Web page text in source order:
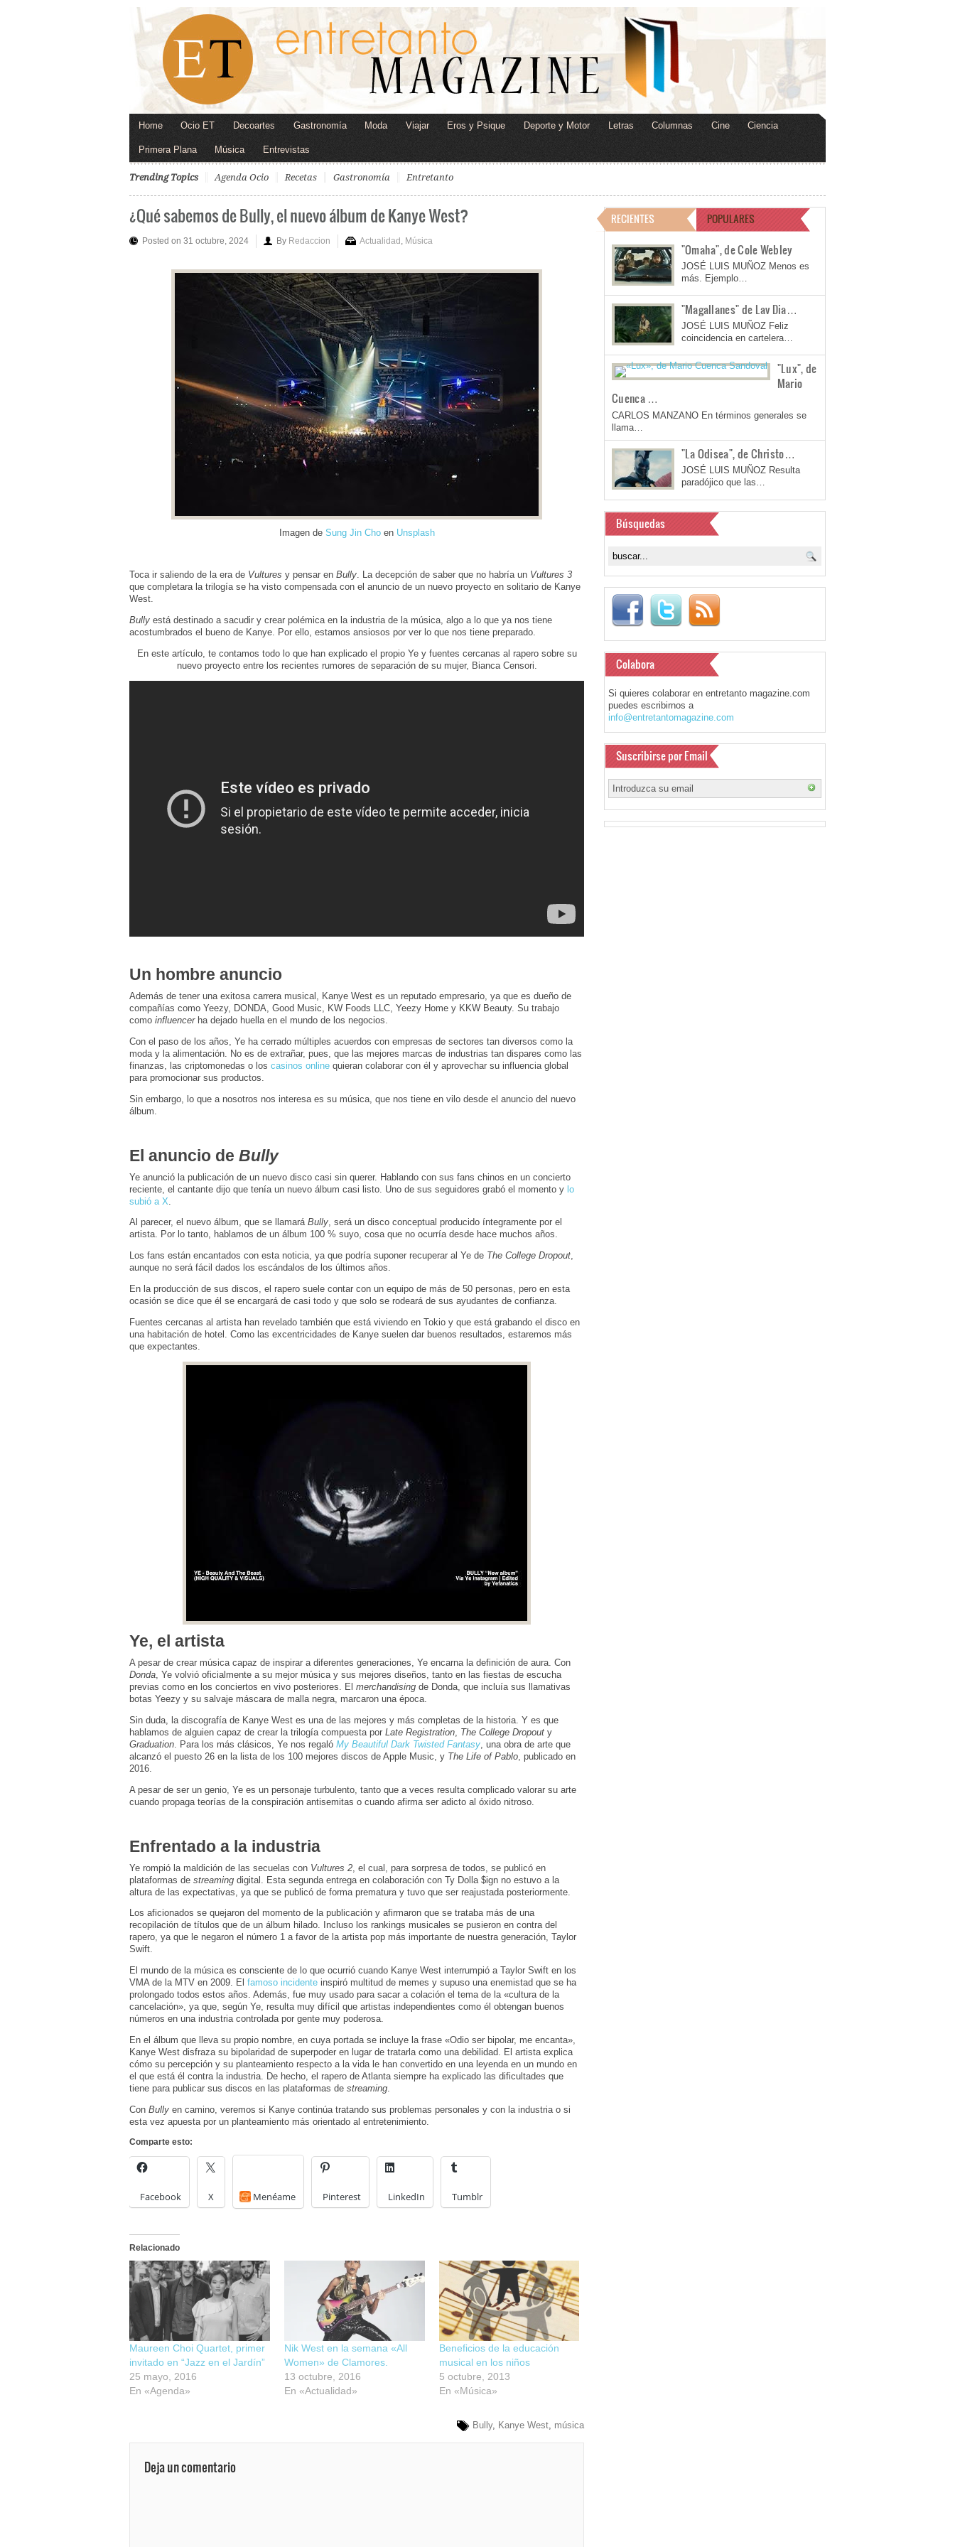
Home Ocio ET Decoartes Gastronomía Moda Viajar Eros y Psique Deporte y Motor Letras Columnas Cine Ciencia
Primera Plana Música Entrevistas
Trending Topics Agenda Ocio Recetas Gastronomía Entretanto
¿Qué sabemos de Bully, el nuevo álbum de Kanye West?
Posted on 31 octubre, 2024 By Redaccion Actualidad Música
Imagen de Sung Jin Choen Unsplash
Toca ir saliendo de la era de Vultures y pensar en Bully. La decepción de saber que no habría un Vultures 3
que completara la trilogía se ha visto compensada con el anuncio de un nuevo proyecto en solitario de Kanye
West.
Bully está destinado a sacudir y crear polémica en la industria de la música, algo a lo que ya nos tiene
acostumbrados el bueno de Kanye. Por ello, estamos ansiosos por ver lo que nos tiene preparado.
En este artículo, te contamos todo lo que han explicado el propio Ye y fuentes cercanas al rapero sobre su
nuevo proyecto entre los recientes rumores de separación de su mujer, Bianca Censori.
Un hombre anuncio
Además de tener una exitosa carrera musical, Kanye West es un reputado empresario, ya que es dueño de
compañías como Yeezy, DONDA, Good Music, KW Foods LLC, Yeezy Home y KKW Beauty. Su trabajo
como influencerha dejado huella en el mundo de los negocios.
Con el paso de los años, Ye ha cerrado múltiples acuerdos con empresas de sectores tan diversos como la
moda y la alimentación. No es de extrañar, pues, que las mejores marcas de industrias tan dispares como las
finanzas, las criptomonedas o los casinos online quieran colaborar con él y aprovechar su influencia global
para promocionar sus productos.
Sin embargo, lo que a nosotros nos interesa es su música, que nos tiene en vilo desde el anuncio del nuevo
álbum.
El anuncio de Bully
Ye anunció la publicación de un nuevo disco casi sin querer. Hablando con sus fans chinos en un concierto
reciente, el cantante dijo que tenía un nuevo álbum casi listo. Uno de sus seguidores grabó el momento y lo
subió a X
Al parecer, el nuevo álbum, que se llamará Bully, será un disco conceptual producido íntegramente por el
artista. Por lo tanto, hablamos de un álbum 100 % suyo, cosa que no ocurría desde hace muchos años.
Los fans están encantados con esta noticia, ya que podría suponer recuperar al Ye de The College Dropout,
aunque no será fácil dados los escándalos de los últimos años.
En la producción de sus discos, el rapero suele contar con un equipo de más de 50 personas, pero en esta
ocasión se dice que él se encargará de casi todo y que solo se rodeará de sus ayudantes de confianza.
Fuentes cercanas al artista han revelado también que está viviendo en Tokio y que está grabando el disco en
una habitación de hotel. Como las excentricidades de Kanye suelen dar buenos resultados, estaremos más
que expectantes.
Ye, el artista
A pesar de crear música capaz de inspirar a diferentes generaciones, Ye encarna la definición de aura. Con
Donda, Ye volvió oficialmente a su mejor música y sus mejores diseños, tanto en las fiestas de escucha
previas como en los conciertos en vivo posteriores. El merchandising de Donda, que incluía sus llamativas
botas Yeezy y su salvaje máscara de malla negra, marcaron una época.
Sin duda, la discografía de Kanye West es una de las mejores y más completas de la historia. Y es que
hablamos de alguien capaz de crear la trilogía compuesta por Late Registration, The College Dropout y
Graduation. Para los más clásicos, Ye nos regaló My Beautiful Dark Twisted Fantasy, una obra de arte que
alcanzó el puesto 26 en la lista de los 100 mejores discos de Apple Music, y The Life of Pablo, publicado en
2016.
A pesar de ser un genio, Ye es un personaje turbulento, tanto que a veces resulta complicado valorar su arte
cuando propaga teorías de la conspiración antisemitas o cuando afirma ser adicto al óxido nitroso.
Enfrentado a la industria
Ye rompió la maldición de las secuelas con Vultures 2 , el cual, para sorpresa de todos, se publicó en
plataformas de streaming digital. Esta segunda entrega en colaboración con Ty Dolla $ign no estuvo a la
altura de las expectativas, ya que se publicó de forma prematura y tuvo que ser reajustada posteriormente.
Los aficionados se quejaron del momento de la publicación y afirmaron que se trataba más de una
recopilación de títulos que de un álbum hilado. Incluso los rankings musicales se pusieron en contra del
rapero, ya que le negaron el número 1 a favor de la artista pop más importante de nuestra generación, Taylor
Swift.
El mundo de la música es consciente de lo que ocurrió cuando Kanye West interrumpió a Taylor Swift en los
VMA de la MTV en 2009. El famoso incidente inspiró multitud de memes y supuso una enemistad que se ha
prolongado todos estos años. Además, fue muy usado para sacar a colación el tema de la «cultura de la
cancelación», ya que, según Ye, resulta muy difícil que artistas independientes como él obtengan buenos
números en una industria controlada por gente muy poderosa.
En el álbum que lleva su propio nombre, en cuya portada se incluye la frase «Odio ser bipolar, me encanta»,
Kanye West disfraza su bipolaridad de superpoder en lugar de tratarla como una debilidad. El artista explica
cómo su percepción y su planteamiento respecto a la vida le han convertido en una leyenda en un mundo en
el que está él contra la industria. De hecho, el rapero de Atlanta siempre ha explicado las dificultades que
tiene para publicar sus discos en las plataformas de streaming
Con Bully en camino, veremos si Kanye continúa tratando sus problemas personales y con la industria o si
esta vez apuesta por un planteamiento más orientado al entretenimiento.
Comparte esto:
Facebook X Menéame Pinterest LinkedIn Tumblr
Relacionado
Maureen Choi Quartet, primer
invitado en “Jazz en el Jardín”
25 mayo, 2016
En «Agenda»
Nik West en la semana «All
Women» de Clamores.
13 octubre, 2016
En «Actualidad»
Beneficios de la educación
musical en los niños
5 octubre, 2013
En «Música»
Bully, Kanye West música
Deja un comentario
RECIENTES POPULARES
"Omaha", de Cole Webley
JOSÉ LUIS MUÑOZ Menos es
más. Ejemplo…
"Magallanes" de Lav Dia…
JOSÉ LUIS MUÑOZ Feliz
coincidencia en cartelera…
"Lux", de
Mario
Cuenca …
CARLOS MANZANO En términos generales se
llama…
"La Odisea", de Christo…
JOSÉ LUIS MUÑOZ Resulta
paradójico que las…
Búsquedas
Colabora
Si quieres colaborar en entretanto magazine.com
puedes escribirnos a
info@entretantomagazine.com
Suscribirse por Email